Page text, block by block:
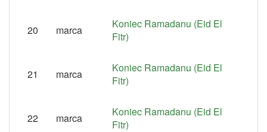
20 marca
Koniec Ramadanu (Eid El
Fitr)
21 marca
Koniec Ramadanu (Eid El
Fitr)
22 marca
Koniec Ramadanu (Eid El
Fitr)